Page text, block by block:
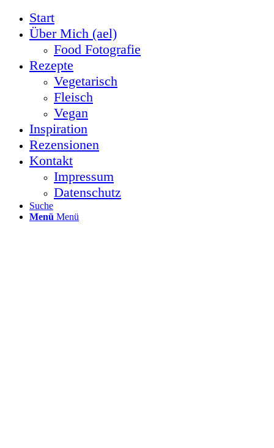
Start
Über Mich (ael)
Food Fotografie
Rezepte
Vegetarisch
Fleisch
Vegan
Inspiration
Rezensionen
Kontakt
Impressum
Datenschutz
Suche
Menü Menü